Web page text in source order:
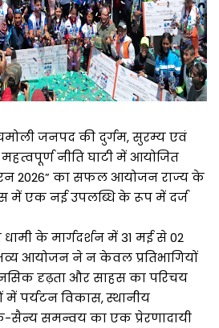
चमोली जनपद की दुर्गम, सुरम्य एवं
नीति घाटी में आयोजित
रन 2026” का सफल आयोजन राज्य के
में एक नई उपलब्धि के रूप में दर्ज
धामी के मार्गदर्शन में 31 मई से 02
आयोजन ने न केवल प्रतिभागियों
दृढ़ता और साहस का परिचय
में पर्यटन विकास, स्थानीय
सैन्य समन्वय का एक प्रेरणादायी